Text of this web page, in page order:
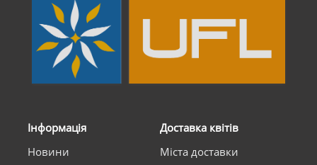
Інформація
Новини
Доставка квітів
Міста доставки